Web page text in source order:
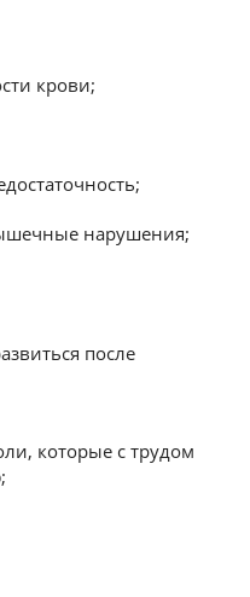
крови;
нарушения;
после
которые с трудом